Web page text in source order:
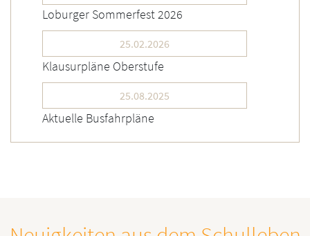
Loburger Sommerfest 2026
25.02.2026
Klausurpläne Oberstufe
25.08.2025
Aktuelle Busfahrpläne